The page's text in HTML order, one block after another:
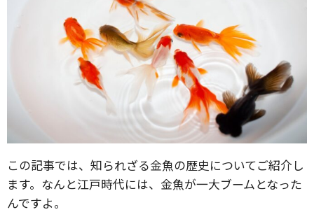
この記事では、知られざる金魚の歴史についてご紹介し
ます。なんと江戸時代には、金魚が一大ブームとなった
んですよ。